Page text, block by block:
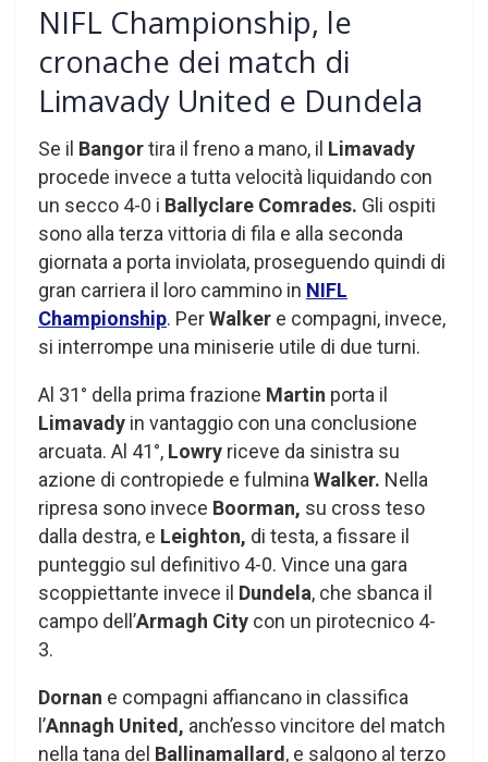
NIFL Championship, le
cronache dei match di
Limavady United e Dundela
Se il Bangortira il freno a mano, il Limavady
procede invece a tutta velocità liquidando con
un secco 4-0 i Ballyclare Comrades. Gli ospiti
sono alla terza vittoria di fila e alla seconda
giornata a porta inviolata, proseguendo quindi di
gran carriera il loro cammino in NIFL
Championship. PerWalker e compagni, invece,
si interrompe una miniserie utile di due turni.
Al 31° della prima frazione Martin porta il
Limavady in vantaggio con una conclusione
arcuata. Al 41°, Lowry riceve da sinistra su
azione di contropiede e fulminaWalker. Nella
ripresa sono invece Boorman, su cross teso
dalla destra, e Leighton, di testa, a fissare il
punteggio sul definitivo 4-0. Vince una gara
scoppiettante invece il Dundela, che sbanca il
campo dell’Armagh City con un pirotecnico 4-
3.
Dornan e compagni affiancano in classifica
l’Annagh United, anch’esso vincitore del match
nella tana del Ballinamallard, e salgono al terzo